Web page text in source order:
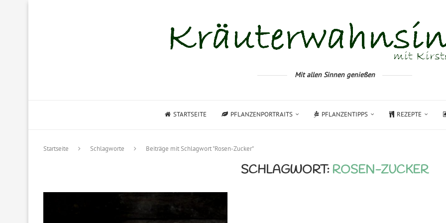
Mit allen Sinnen genießen
STARTSEITE PFLANZENPORTRAITS PFLANZENTIPPS REZEPTE
Startseite Schlagworte Beiträge mit Schlagwort "Rosen-Zucker"
SCHLAGWORT: ROSEN-ZUCKER